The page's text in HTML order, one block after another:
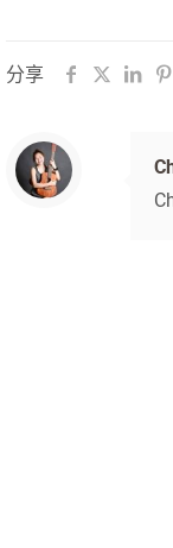
分享